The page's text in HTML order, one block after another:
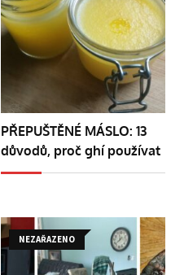
PŘEPUŠTĚNÉ MÁSLO: 13
důvodů, proč ghí používat
NEZAŘAZENO